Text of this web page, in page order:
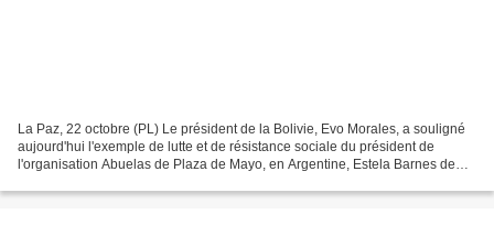
La Paz, 22 octobre (PL) Le président de la Bolivie, Evo Morales, a souligné
aujourd'hui l'exemple de lutte et de résistance sociale du président de
l'organisation Abuelas de Plaza de Mayo, en Argentine, Estela Barnes de